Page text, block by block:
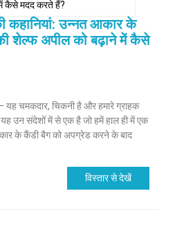
कहानियां: उन्नत आकार के
शेल्फ अपील को बढ़ाने में कैसे
चमकदार, चिकनी है और हमारे ग्राहक
उन संदेशों में से एक है जो हमें हाल ही में एक
के कैंडी बैग को अपग्रेड करने के बाद
विस्तार से देखें